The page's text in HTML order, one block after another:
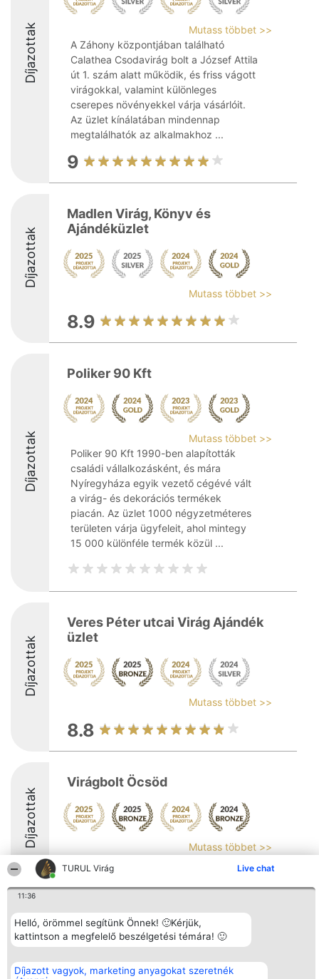
TURUL Virág Live chat
11:36
Helló, örömmel segítünk Önnek! 🙂Kérjük,
kattintson a megfelelő beszélgetési témára! 🙂
Díjazott vagyok, marketing anyagokat szeretnék
Díjazottak
Mutass többet >>
A Záhony központjában található
Calathea Csodavirág bolt a József Attila
út 1. szám alatt működik, és friss vágott
virágokkal, valamint különleges
cserepes növényekkel várja vásárlóit.
Az üzlet kínálatában mindennap
megtalálhatók az alkalmakhoz ...
9
Díjazottak
Madlen Virág, Könyv és
Ajándéküzlet
Mutass többet >>
8.9
Díjazottak
Poliker 90 Kft
Mutass többet >>
Poliker 90 Kft 1990-ben alapították
családi vállalkozásként, és mára
Nyíregyháza egyik vezető cégévé vált
a virág- és dekorációs termékek
piacán. Az üzlet 1000 négyzetméteres
területen várja ügyfeleit, ahol mintegy
15 000 különféle termék közül ...
Díjazottak
Veres Péter utcai Virág Ajándék
üzlet
Mutass többet >>
8.8
Díjazottak
Virágbolt Öcsöd
Mutass többet >>
8.8
Rangsorszervező
SC Beautiful Company S.R.L.
Bulevardul Aleea Timișul De
4, Ap. 13
Népszavazás
Nyertesek
Az összes
listája
Elérhetőség